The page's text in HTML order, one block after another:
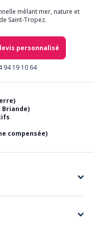
mêlant mer, nature et
Saint-Tropez.
personnalisé
94 19 10 64
Briande)
compensée)
rigide et expériences
vos équipes